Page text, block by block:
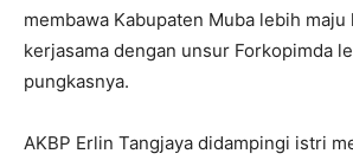
membawa Kabupaten Muba lebih maju
kerjasama dengan unsur Forkopimda
pungkasnya.
AKBP Erlin Tangjaya didampingi istri